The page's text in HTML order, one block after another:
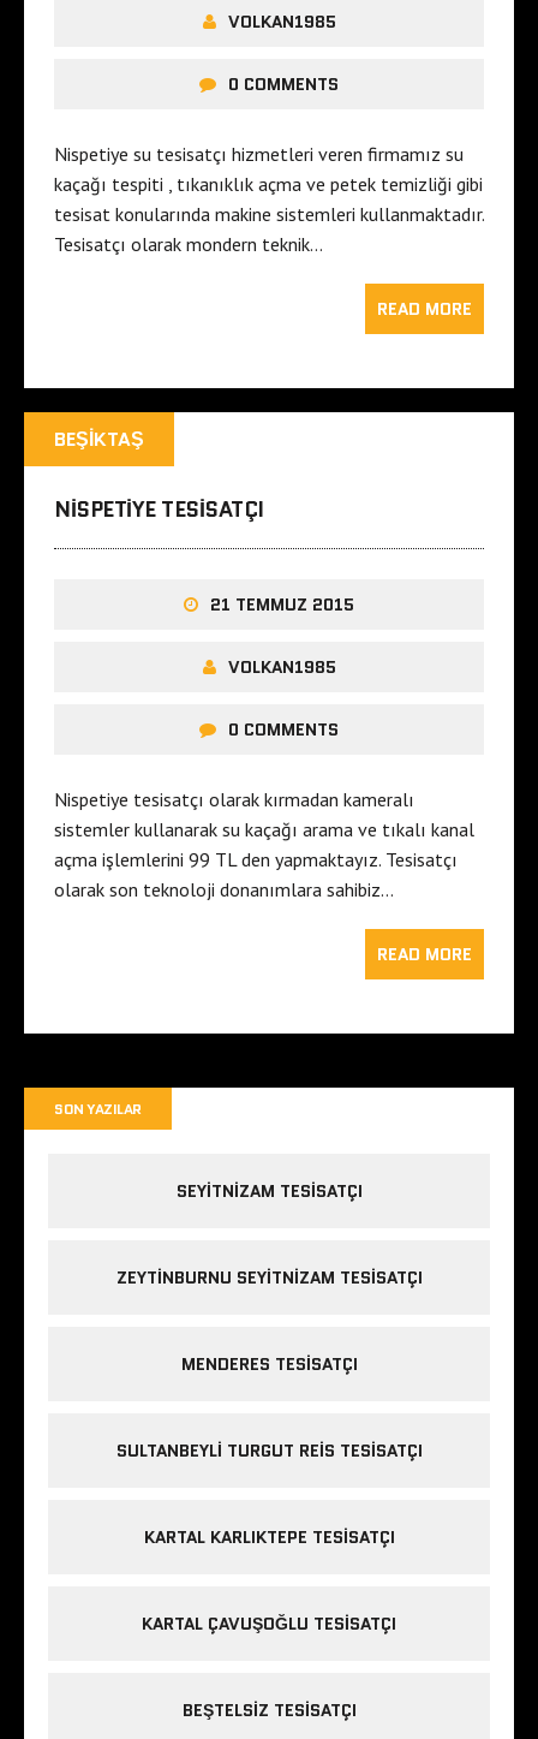
VOLKAN1985
0 COMMENTS
Nispetiye su tesisatçı hizmetleri veren firmamız su
kaçağı tespiti , tıkanıklık açma ve petek temizliği gibi
tesisat konularında makine sistemleri kullanmaktadır.
Tesisatçı olarak mondern teknik…
READ MORE
BEŞIKTAŞ
NISPETIYE TESISATÇI
21 TEMMUZ 2015
VOLKAN1985
0 COMMENTS
Nispetiye tesisatçı olarak kırmadan kameralı
sistemler kullanarak su kaçağı arama ve tıkalı kanal
açma işlemlerini 99 TL den yapmaktayız. Tesisatçı
olarak son teknoloji donanımlara sahibiz…
READ MORE
SON YAZILAR
SEYITNIZAM TESISATÇI
ZEYTINBURNU SEYITNIZAM TESISATÇI
MENDERES TESISATÇI
SULTANBEYLI TURGUT REIS TESISATÇI
KARTAL KARLIKTEPE TESISATÇI
KARTAL ÇAVUŞOĞLU TESISATÇI
BEŞTELSIZ TESISATÇI